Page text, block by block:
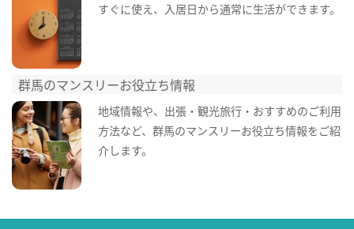
すぐに使え、入居日から通常に生活ができます。
群馬のマンスリーお役立ち情報
地域情報や、出張・観光旅行・おすすめのご利用
方法など、群馬のマンスリーお役立ち情報をご紹
介します。